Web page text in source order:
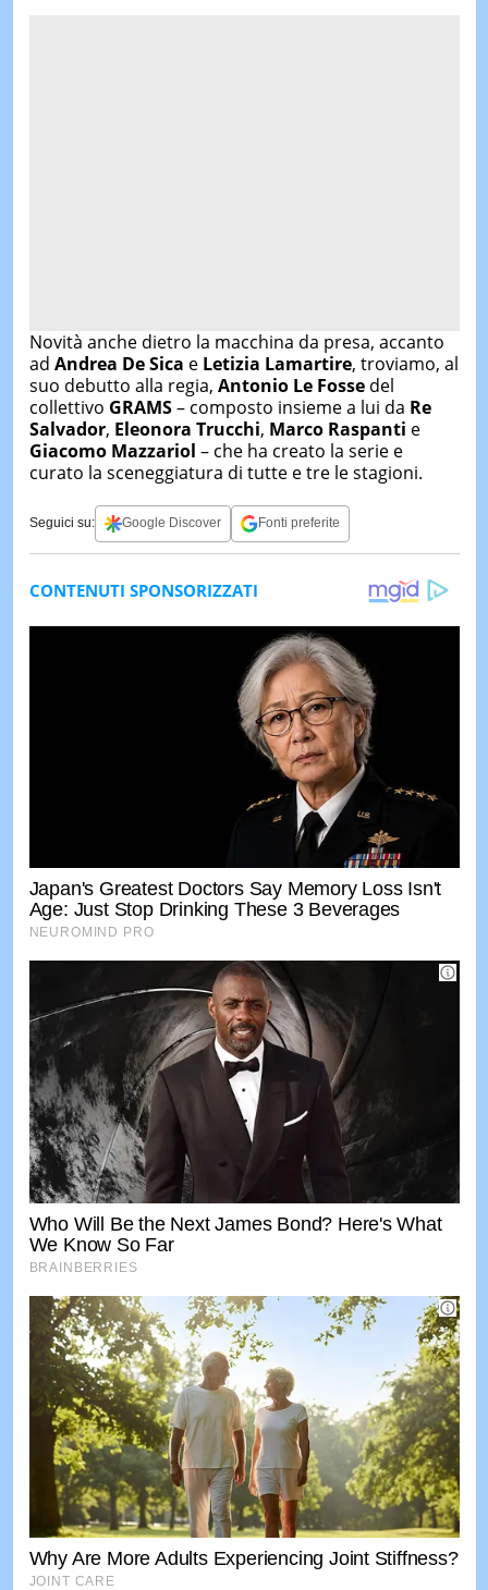
Novità anche dietro la macchina da presa, accanto
ad Andrea De Sica e Letizia Lamartire, troviamo, al
suo debutto alla regia, Antonio Le Fossedel
collettivo GRAMS– composto insieme a lui da Re
Salvador, Eleonora Trucchi, Marco Raspanti e
Giacomo Mazzariol – che ha creato la serie e
curato la sceneggiatura di tutte e tre le stagioni.
Seguici su: Google Discover Fonti preferite